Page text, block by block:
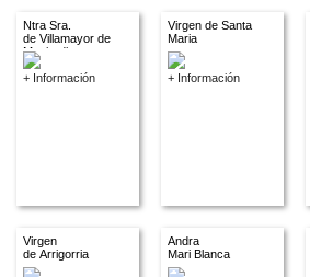
Ntra Sra.
de Villamayor de
Monjardin
+ Información
Virgen de Santa
Maria
+ Información
Virgen
de Arrigorria
Andra
Mari Blanca